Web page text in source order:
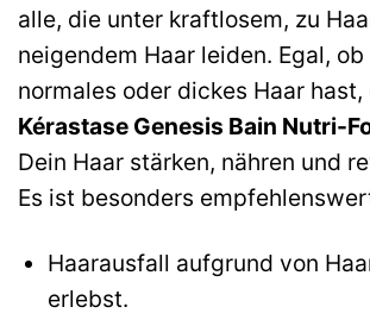
alle, die unter kraftlosem, zu
neigendem Haar leiden. Egal,
normales oder dickes Haar hast,
Kérastase Genesis Bain Nutri-
Dein Haar stärken, nähren und
Es ist besonders
Haarausfall aufgrund von
erlebst.